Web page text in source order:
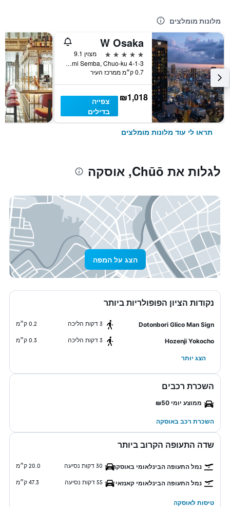
מלונות מומלצים
W Osaka
5 כוכבים
מצוין 9.1
4-1-3 Minami Semba, Chuo-ku, אוסקה, יפן
0.7 ק״מ ממרכז העיר
₪1,018
צפייה
בדילים
תראו לי עוד מלונות מומלצים
לגלות את Chūō, אוסקה
הצג על המפה
נקודות הציון הפופולריות ביותר
Dotonbori Glico Man Sign 3 דקות הליכה 0.2 ק״מ
Hozenji Yokocho 3 דקות הליכה 0.3 ק״מ
הצג יותר
השכרת רכבים
ממוצע יומי ₪50
השכרת רכב באוסקה
שדה התעופה הקרוב ביותר
נמל התעופה הבינלאומי באוסקה 30 דקות נסיעה 20.0 ק״מ
נמל התעופה הבינלאומי קאנזאי 55 דקות נסיעה 47.3 ק״מ
טיסות לאוסקה